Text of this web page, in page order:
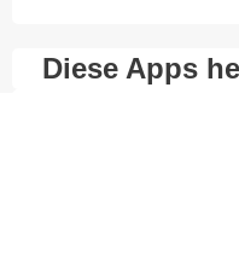
Diese Apps